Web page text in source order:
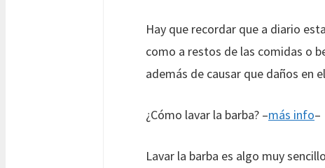
Hay que recordar que a diario
como a restos de las comidas o
además de causar que daños en
¿Cómo lavar la barba? –más info–
Lavar la barba es algo muy